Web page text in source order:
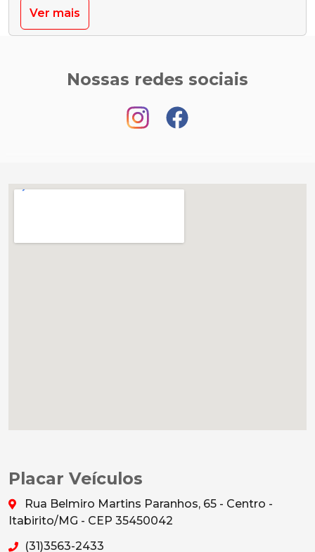
Ver mais
Nossas redes sociais
Placar Veículos
Rua Belmiro Martins Paranhos, 65 - Centro -
Itabirito/MG - CEP 35450042
(31)3563-2433